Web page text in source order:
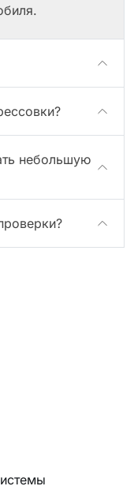
небольшую